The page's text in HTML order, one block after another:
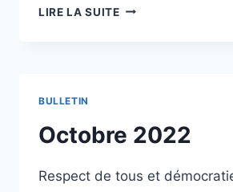
LIRE LA SUITENOVEMBRE
BULLETIN
Octobre 2022
Respect de tous et